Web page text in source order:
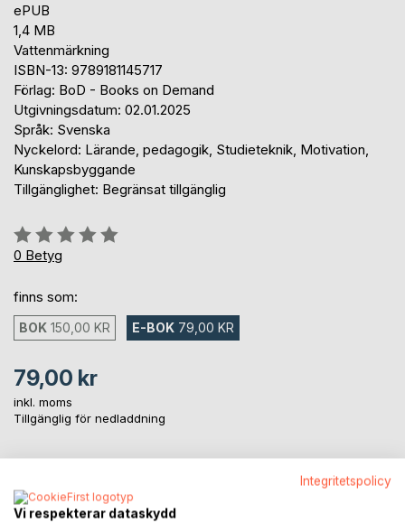
ePUB
1,4 MB
Vattenmärkning
ISBN-13: 9789181145717
Förlag: BoD - Books on Demand
Utgivningsdatum: 02.01.2025
Språk: Svenska
Nyckelord: Lärande, pedagogik, Studieteknik, Motivation,
Kunskapsbyggande
Tillgänglighet: Begränsat tillgänglig
Betyg::
0%
0 Betyg
finns som:
BOK 150,00 KR E-BOK 79,00 KR
79,00 kr
inkl. moms
Tillgänglig för nedladdning
Integritetspolicy
Vi respekterar dataskydd